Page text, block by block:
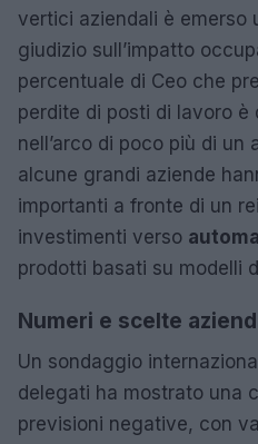
vertici aziendali è emerso
giudizio sull’impatto
percentuale di Ceo che
perdite di posti di lavoro è
nell’arco di poco più di un
alcune grandi aziende
importanti a fronte di un
investimenti verso
prodotti basati su modelli
Numeri e scelte
Un sondaggio
delegati ha mostrato una
previsioni negative, con